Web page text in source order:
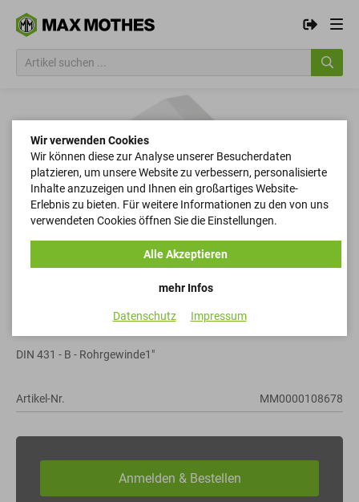
Rohrmuttern
DIN 431 - B - Rohrgewinde1"
Artikel-Nr. MM0000108678
Wir verwenden Cookies
Wir können diese zur Analyse unserer Besucherdaten
platzieren, um unsere Website zu verbessern, personalisierte
Inhalte anzuzeigen und Ihnen ein großartiges Website-
Erlebnis zu bieten. Für weitere Informationen zu den von uns
verwendeten Cookies öffnen Sie die Einstellungen.
mehr Infos
Alle Akzeptieren
Datenschutz Impressum